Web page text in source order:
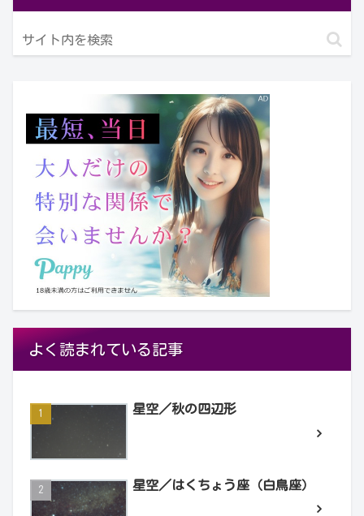
よく読まれている記事
星空／秋の四辺形
星空／はくちょう座（白鳥座）